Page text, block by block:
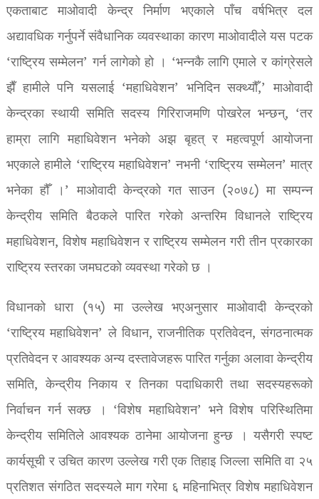
एकताबाट माओवादी केन्द्र निर्माण भएकाले पाँच वर्षभित्र दल
अद्यावधिक गर्नुपर्ने संवैधानिक व्यवस्थाका कारण माओवादीले यस पटक
‘राष्ट्रिय सम्मेलन’ गर्न लागेको हो । ‘भन्नकै लागि एमाले र कांग्रेसले
झैँ हामीले पनि यसलाई ‘महाधिवेशन’ भनिदिन सक्थ्यौँ,’ माओवादी
केन्द्रका स्थायी समिति सदस्य गिरिराजमणि पोखरेल भन्छन्, ‘तर
हाम्रा लागि महाधिवेशन भनेको अझ बृहत् र महत्वपूर्ण आयोजना
भएकाले हामीले ‘राष्ट्रिय महाधिवेशन’ नभनी ‘राष्ट्रिय सम्मेलन’ मात्र
भनेका हौँ ।’ माओवादी केन्द्रको गत साउन (२०७८) मा सम्पन्न
केन्द्रीय समिति बैठकले पारित गरेको अन्तरिम विधानले राष्ट्रिय
महाधिवेशन, विशेष महाधिवेशन र राष्ट्रिय सम्मेलन गरी तीन प्रकारका
राष्ट्रिय स्तरका जमघटको व्यवस्था गरेको छ ।
विधानको धारा (१५) मा उल्लेख भएअनुसार माओवादी केन्द्रको
‘राष्ट्रिय महाधिवेशन’ ले विधान, राजनीतिक प्रतिवेदन, संगठनात्मक
प्रतिवेदन र आवश्यक अन्य दस्तावेजहरू पारित गर्नुका अलावा केन्द्रीय
समिति, केन्द्रीय निकाय र तिनका पदाधिकारी तथा सदस्यहरूको
निर्वाचन गर्न सक्छ । ‘विशेष महाधिवेशन’ भने विशेष परिस्थितिमा
केन्द्रीय समितिले आवश्यक ठानेमा आयोजना हुन्छ । यसैगरी स्पष्ट
कार्यसूची र उचित कारण उल्लेख गरी एक तिहाइ जिल्ला समिति वा २५
प्रतिशत संगठित सदस्यले माग गरेमा ६ महिनाभित्र विशेष महाधिवेशन